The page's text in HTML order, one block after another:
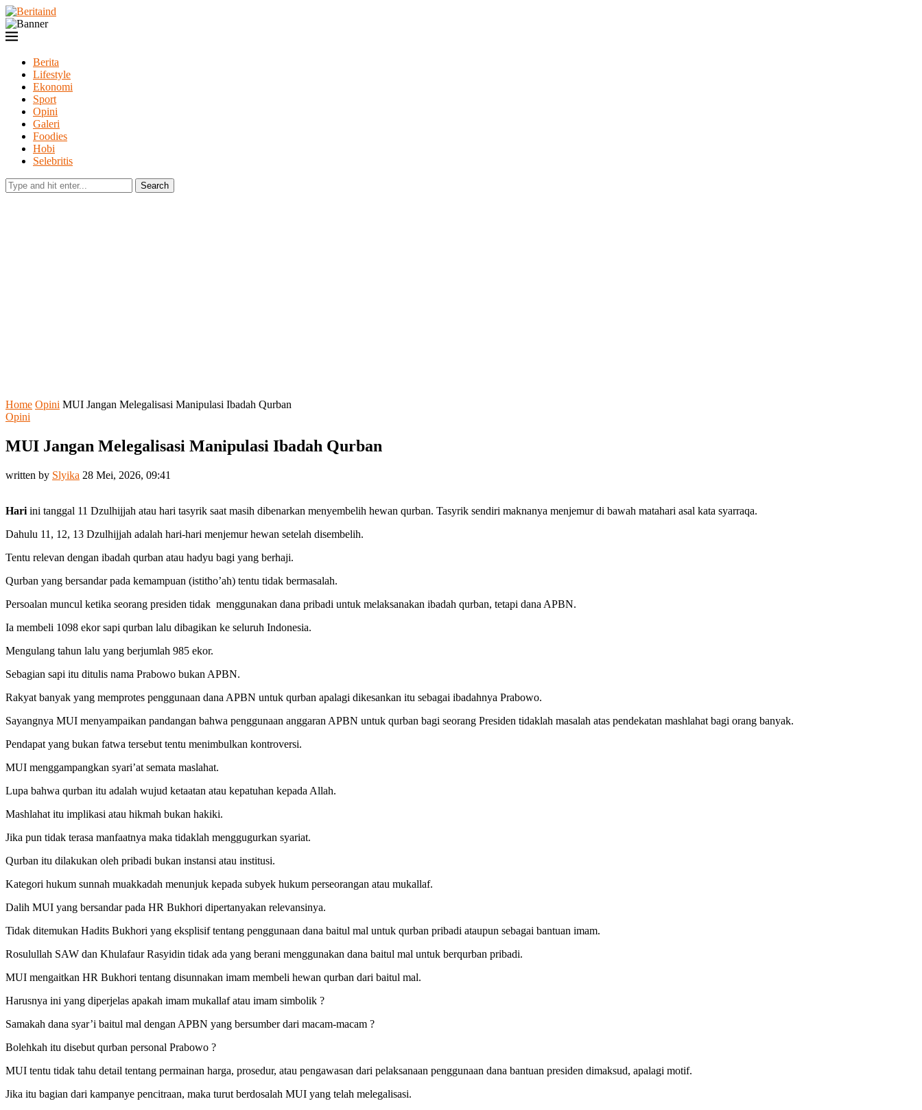
Berita
Lifestyle
Ekonomi
Sport
Opini
Galeri
Foodies
Hobi
Selebritis
Search
Home Opini MUI Jangan Melegalisasi Manipulasi Ibadah Qurban
Opini
MUI Jangan Melegalisasi Manipulasi Ibadah Qurban
written by Slyika 28 Mei, 2026, 09:41
Hari ini tanggal 11 Dzulhijjah atau hari tasyrik saat masih dibenarkan menyembelih hewan qurban. Tasyrik sendiri maknanya menjemur di bawah matahari asal kata syarraqa.
Dahulu 11, 12, 13 Dzulhijjah adalah hari-hari menjemur hewan setelah disembelih.
Tentu relevan dengan ibadah qurban atau hadyu bagi yang berhaji.
Qurban yang bersandar pada kemampuan (istitho’ah) tentu tidak bermasalah.
Persoalan muncul ketika seorang presiden tidak menggunakan dana pribadi untuk melaksanakan ibadah qurban, tetapi dana APBN.
Ia membeli 1098 ekor sapi qurban lalu dibagikan ke seluruh Indonesia.
Mengulang tahun lalu yang berjumlah 985 ekor.
Sebagian sapi itu ditulis nama Prabowo bukan APBN.
Rakyat banyak yang memprotes penggunaan dana APBN untuk qurban apalagi dikesankan itu sebagai ibadahnya Prabowo.
Sayangnya MUI menyampaikan pandangan bahwa penggunaan anggaran APBN untuk qurban bagi seorang Presiden tidaklah masalah atas pendekatan mashlahat bagi orang banyak.
Pendapat yang bukan fatwa tersebut tentu menimbulkan kontroversi.
MUI menggampangkan syari’at semata maslahat.
Lupa bahwa qurban itu adalah wujud ketaatan atau kepatuhan kepada Allah.
Mashlahat itu implikasi atau hikmah bukan hakiki.
Jika pun tidak terasa manfaatnya maka tidaklah menggugurkan syariat.
Qurban itu dilakukan oleh pribadi bukan instansi atau institusi.
Kategori hukum sunnah muakkadah menunjuk kepada subyek hukum perseorangan atau mukallaf.
Dalih MUI yang bersandar pada HR Bukhori dipertanyakan relevansinya.
Tidak ditemukan Hadits Bukhori yang eksplisif tentang penggunaan dana baitul mal untuk qurban pribadi ataupun sebagai bantuan imam.
Rosulullah SAW dan Khulafaur Rasyidin tidak ada yang berani menggunakan dana baitul mal untuk berqurban pribadi.
MUI mengaitkan HR Bukhori tentang disunnakan imam membeli hewan qurban dari baitul mal.
Harusnya ini yang diperjelas apakah imam mukallaf atau imam simbolik ?
Samakah dana syar’i baitul mal dengan APBN yang bersumber dari macam-macam ?
Bolehkah itu disebut qurban personal Prabowo ?
MUI tentu tidak tahu detail tentang permainan harga, prosedur, atau pengawasan dari pelaksanaan penggunaan dana bantuan presiden dimaksud, apalagi motif.
Jika itu bagian dari kampanye pencitraan, maka turut berdosalah MUI yang telah melegalisasi.